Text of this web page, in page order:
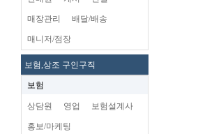
매장관리 배달/배송
매니저/점장
보험,상조 구인구직
보험
상담원 영업 보험설계사
홍보/마케팅